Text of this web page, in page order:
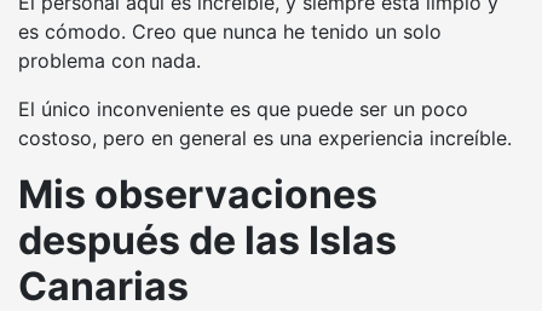
es cómodo. Creo que nunca he tenido un solo
problema con nada.
El único inconveniente es que puede ser un poco
costoso, pero en general es una experiencia increíble.
Mis observaciones
después de las Islas
Canarias